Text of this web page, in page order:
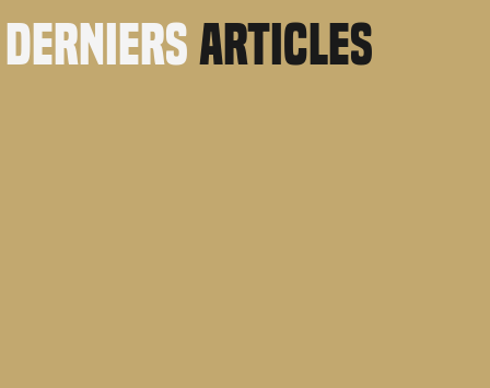
derniersarticles